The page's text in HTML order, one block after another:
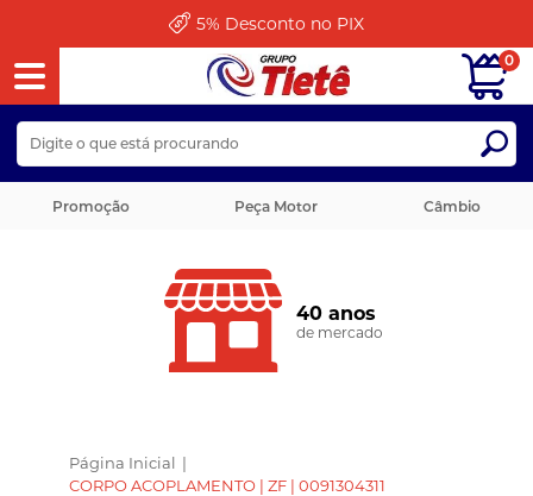
5% Desconto no PIX
Promoção Peça Motor Câmbio
0
40 anos
de mercado
Página Inicial |
CORPO ACOPLAMENTO | ZF | 0091304311